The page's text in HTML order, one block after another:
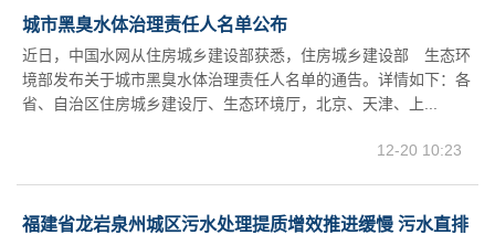
城市黑臭水体治理责任人名单公布
近日，中国水网从住房城乡建设部获悉，住房城乡建设部 生态环
境部发布关于城市黑臭水体治理责任人名单的通告。详情如下：各
省、自治区住房城乡建设厅、生态环境厅，北京、天津、上...
12-20 10:23
福建省龙岩泉州城区污水处理提质增效推进缓慢 污水直排